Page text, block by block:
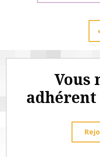
Vous
adhérent